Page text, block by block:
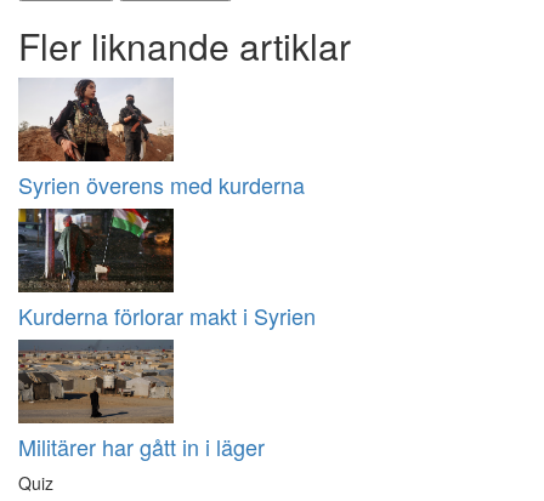
Fler liknande artiklar
Syrien överens med kurderna
Kurderna förlorar makt i Syrien
Militärer har gått in i läger
Quiz